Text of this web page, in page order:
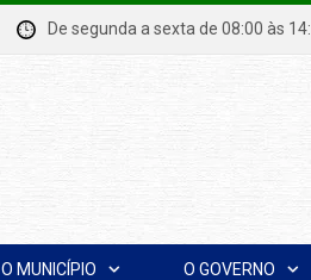
De segunda a sexta de 08:00
O MUNICÍPIO O GOVERNO